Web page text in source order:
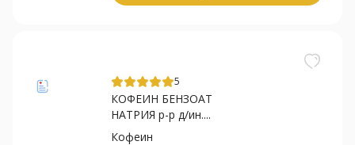
5
КОФЕИН БЕНЗОАТ
НАТРИЯ р-р д/ин....
Кофеин